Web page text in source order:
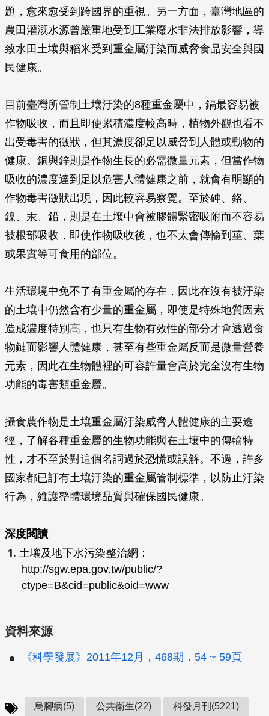
題，愈來愈受到跨國界的重視。另一方面，臺灣地區的
農田灌溉水源曾嚴重地受到工業廢水非法排放影響，導
致水田土壤與稻米受到重金屬汙染而威脅食品安全與國
民健康。
目前臺灣所管制土壤汙染的8種重金屬中，鎘最容易被
作物吸收，而且即使累積濃度較高時，植物外觀也看不
出受毒害的徵狀，但其濃度卻足以威脅到人體或動物的
健康。銅與鋅則是作物生長的必需微量元素，但當作物
吸收的濃度達到足以危害人體健康之前，就會有明顯的
作物毒害徵狀出現，因此較容易察覺。至於砷、鉻、
鎳、汞、鉛，則是在土壤中會被膠體緊密吸附而不容易
被根部吸收，即使作物吸收後，也不太會傳輸到莖、葉
或果實等可食用的部位。
生活環境中免不了有重金屬的存在，因此在沒有被汙染
的土壤中仍然含有少量的重金屬，即使是特殊地質因素
造成濃度特別高，也只有生物有效性的部分才會透過食
物鏈而影響人體健康，甚至有些重金屬反而是微量營養
元素，因此在生物體裡的可容許量會高於完全沒有生物
功能的毒害類重金屬。
攝食農作物是土壤重金屬汙染威脅人體健康的主要途
徑，了解各種重金屬的生物功能與在土壤中的傳輸特
性，才不至於對這個名詞過於恐慌或誤解。不過，許多
國家都已訂有土壤汙染的重金屬管制標準，以防止汙染
行為，維護整體環境品質與確保國民健康。
深度閱讀
土壤及地下水污染整治網：
http://sgw.epa.gov.tw/public/?
ctype=B&cid=public&oid=www
資料來源
《科學發展》2011年12月，468期，54 ~ 59頁
烏腳病(5) 公共衛生(22) 科發月刊(5221)